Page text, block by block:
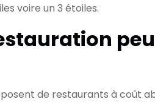
voire un 3 étoiles.
de restaurants à coût